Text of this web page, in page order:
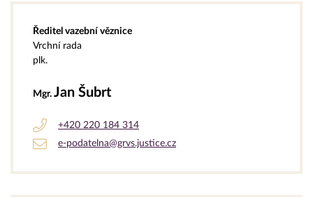
Ředitel vazební věznice
Vrchní rada
plk.
Mgr. Jan Šubrt
+420 220 184 314
e-podatelna@grvs.justice.cz